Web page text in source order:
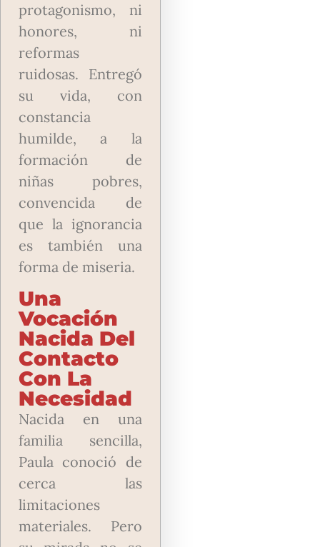
protagonismo, ni
honores, ni
reformas
ruidosas. Entregó
su vida, con
constancia
humilde, a la
formación de
niñas pobres,
convencida de
que la ignorancia
es también una
forma de miseria.
Una
Vocación
Nacida Del
Contacto
Con La
Necesidad
Nacida en una
familia sencilla,
Paula conoció de
cerca las
limitaciones
materiales. Pero